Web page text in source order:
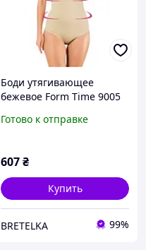
Боди утягивающее
бежевое Form Time 9005
Готово к отправке
607₴
Купить
BRETELKA 99%